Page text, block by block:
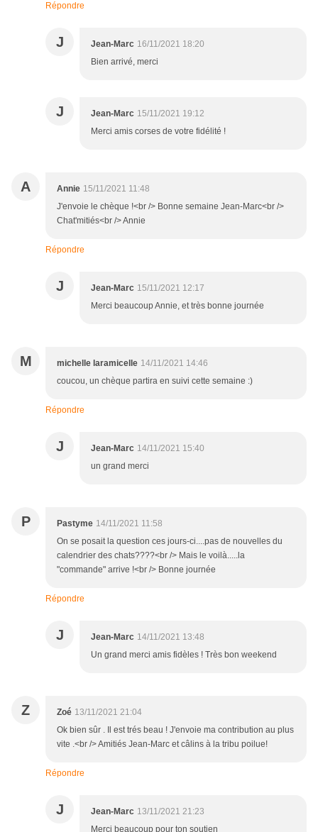
Répondre
J Jean-Marc 16/11/2021 18:20
Bien arrivé, merci
J Jean-Marc 15/11/2021 19:12
Merci amis corses de votre fidélité !
A Annie 15/11/2021 11:48
J'envoie le chèque !<br /> Bonne semaine Jean-Marc<br />
Chat'mitiés<br /> Annie
Répondre
J Jean-Marc 15/11/2021 12:17
Merci beaucoup Annie, et très bonne journée
M michelle laramicelle 14/11/2021 14:46
coucou, un chèque partira en suivi cette semaine :)
Répondre
J Jean-Marc 14/11/2021 15:40
un grand merci
P Pastyme 14/11/2021 11:58
On se posait la question ces jours-ci....pas de nouvelles du
calendrier des chats????<br /> Mais le voilà.....la
"commande" arrive !<br /> Bonne journée
Répondre
J Jean-Marc 14/11/2021 13:48
Un grand merci amis fidèles ! Très bon weekend
Z Zoé 13/11/2021 21:04
Ok bien sûr . Il est trés beau ! J'envoie ma contribution au plus
vite .<br /> Amitiés Jean-Marc et câlins à la tribu poilue!
Répondre
J Jean-Marc 13/11/2021 21:23
Merci beaucoup pour ton soutien